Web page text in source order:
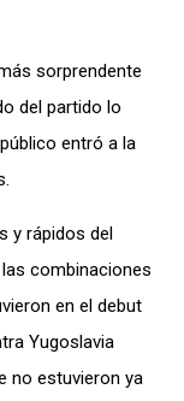
sorprendente
del partido lo
entró a la
y rápidos del
combinaciones
en el debut
Yugoslavia
no estuvieron ya